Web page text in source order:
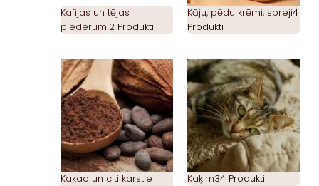
Kafijas un tējas
piederumi2 Produkti
Kāju, pēdu krēmi, spreji4
Produkti
Kakao un citi karstie
Kaķim34 Produkti